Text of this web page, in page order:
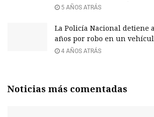
5 AÑOS ATRÁS
La Policía Nacional detiene
años por robo en un
4 AÑOS ATRÁS
Noticias más comentadas